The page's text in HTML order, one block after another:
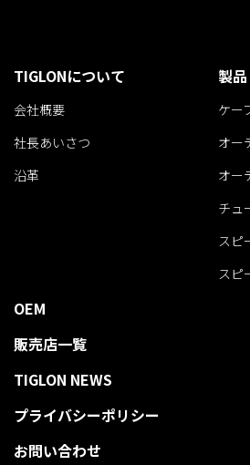
TIGLONについて
会社概要
社長あいさつ
沿革
製品
ケー
オー
オー
チュ
スピ
スピ
OEM
販売店一覧
TIGLON NEWS
プライバシーポリシー
お問い合わせ